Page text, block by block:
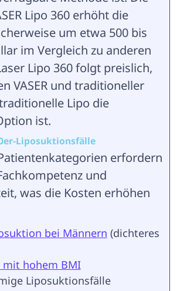
Lipo 360 erhöht die
um etwa 500 bis
im Vergleich zu anderen
Lipo 360 folgt preislich,
VASER und traditioneller
Lipo die
ist.
Liposuktionsfälle
erfordern
und
was die Kosten erhöhen
bei Männern (dichteres
mit hohem BMI
Liposuktionsfälle